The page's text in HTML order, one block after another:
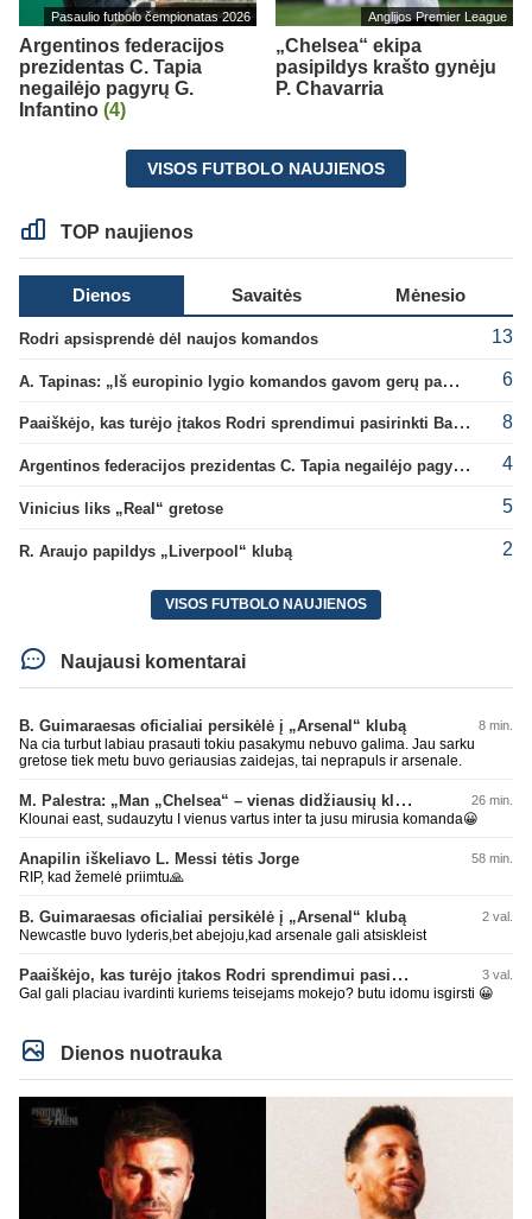
Pasaulio futbolo čempionatas 2026
Argentinos federacijos
prezidentas C. Tapia
negailėjo pagyrų G.
Infantino (4)
Anglijos Premier League
„Chelsea“ ekipa
pasipildys krašto gynėju
P. Chavarria
VISOS FUTBOLO NAUJIENOS
TOP naujienos
Dienos Savaitės Mėnesio
Rodri apsisprendė dėl naujos komandos 13
A. Tapinas: „Iš europinio lygio komandos gavom gerų pamokų“ 6
Paaiškėjo, kas turėjo įtakos Rodri sprendimui pasirinkti Barselonos pusę 8
Argentinos federacijos prezidentas C. Tapia negailėjo pagyrų G. Infantino 4
Vinicius liks „Real“ gretose 5
R. Araujo papildys „Liverpool“ klubą 2
VISOS FUTBOLO NAUJIENOS
Naujausi komentarai
B. Guimaraesas oficialiai persikėlė į „Arsenal“ klubą 8 min.
Na cia turbut labiau prasauti tokiu pasakymu nebuvo galima. Jau sarku
gretose tiek metu buvo geriausias zaidejas, tai neprapuls ir arsenale.
M. Palestra: „Man „Chelsea“ – vienas didžiausių klubų futbole“ 26 min.
Klounai east, sudauzytu I vienus vartus inter ta jusu mirusia komanda😀
Anapilin iškeliavo L. Messi tėtis Jorge 58 min.
RIP, kad žemelė priimtu🙏
B. Guimaraesas oficialiai persikėlė į „Arsenal“ klubą 2 val.
Newcastle buvo lyderis,bet abejoju,kad arsenale gali atsiskleist
Paaiškėjo, kas turėjo įtakos Rodri sprendimui pasirinkti Barselonos pusę 3 val.
Gal gali placiau ivardinti kuriems teisejams mokejo? butu idomu isgirsti 😀
Dienos nuotrauka